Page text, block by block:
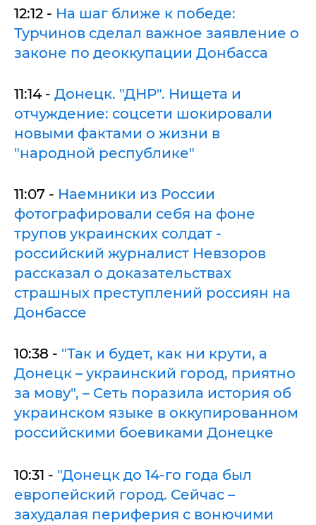
12:12 - На шаг ближе к победе:
Турчинов сделал важное заявление о
законе по деоккупации Донбасса
11:14 - Донецк. "ДНР". Нищета и
отчуждение: соцсети шокировали
новыми фактами о жизни в
"народной республике"
11:07 - Наемники из России
фотографировали себя на фоне
трупов украинских солдат -
российский журналист Невзоров
рассказал о доказательствах
страшных преступлений россиян на
Донбассе
10:38 - "Так и будет, как ни крути, а
Донецк – украинский город, приятно
за мову", – Сеть поразила история об
украинском языке в оккупированном
российскими боевиками Донецке
10:31 - "Донецк до 14-го года был
европейский город. Сейчас –
захудалая периферия с вонючими